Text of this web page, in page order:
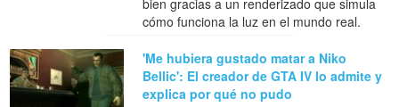
cómo funciona la luz en el mundo real.
'Me hubiera gustado matar a Niko
Bellic': El creador de GTA IV lo admite y
explica por qué no pudo